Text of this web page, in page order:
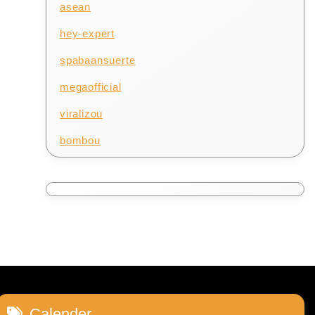
asean
hey-expert
spabaansuerte
megaofficial
viralizou
bombou